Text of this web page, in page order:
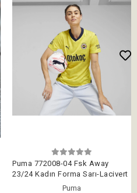
Puma 772008-04 Fsk Away
23/24 Kadın Forma Sarı-Lacivert
Puma